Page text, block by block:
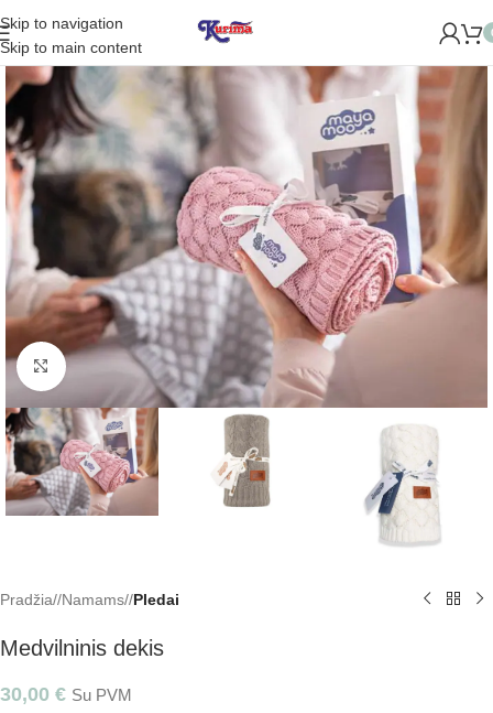
Skip to navigation
Skip to main content
NAUJĄ PARDUOTUVĘ ŽVĖRYNE (SĖLIŲ G. 29
Padidinti
Pradžia/ Namams/ Pledai
Medvilninis dekis
30,00 € Su PVM